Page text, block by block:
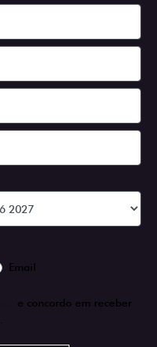
Email
e concordo em receber